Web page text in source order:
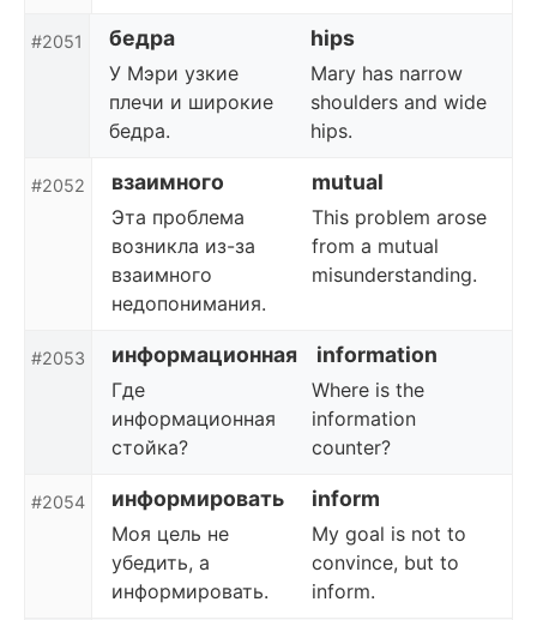
#2051 бедра hips
У Мэри узкие
плечи и широкие
бедра.
Mary has narrow
shoulders and wide
hips.
#2052 взаимного mutual
Эта проблема
возникла из-за
взаимного
недопонимания.
This problem arose
from a mutual
misunderstanding.
#2053 информационная information
Где
информационная
стойка?
Where is the
information
counter?
#2054 информировать inform
Моя цель не
убедить, а
информировать.
My goal is not to
convince, but to
inform.